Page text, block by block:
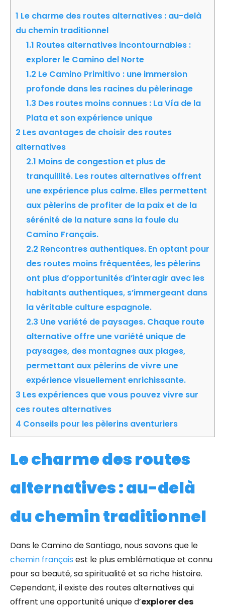
1 Le charme des routes alternatives : au-delà
du chemin traditionnel
1.1 Routes alternatives incontournables :
explorer le Camino del Norte
1.2 Le Camino Primitivo : une immersion
profonde dans les racines du pèlerinage
1.3 Des routes moins connues : La Vía de la
Plata et son expérience unique
2 Les avantages de choisir des routes
alternatives
2.1 Moins de congestion et plus de
tranquillité. Les routes alternatives offrent
une expérience plus calme. Elles permettent
aux pèlerins de profiter de la paix et de la
sérénité de la nature sans la foule du
Camino Français.
2.2 Rencontres authentiques. En optant pour
des routes moins fréquentées, les pèlerins
ont plus d’opportunités d’interagir avec les
habitants authentiques, s’immergeant dans
la véritable culture espagnole.
2.3 Une variété de paysages. Chaque route
alternative offre une variété unique de
paysages, des montagnes aux plages,
permettant aux pèlerins de vivre une
expérience visuellement enrichissante.
3 Les expériences que vous pouvez vivre sur
ces routes alternatives
4 Conseils pour les pèlerins aventuriers
Le charme des routes
alternatives : au-delà
du chemin traditionnel
Dans le Camino de Santiago, nous savons que le
chemin français est le plus emblématique et connu
pour sa beauté, sa spiritualité et sa riche histoire.
Cependant, il existe des routes alternatives qui
offrent une opportunité unique d’explorer des